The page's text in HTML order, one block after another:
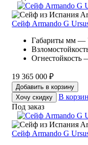
Сейф Armando G
Габариты мм —
Огнестойкость
19 365 000 ₽
Добавить в корзину
Хочу скидку
В
Под заказ
Сейф Armando G